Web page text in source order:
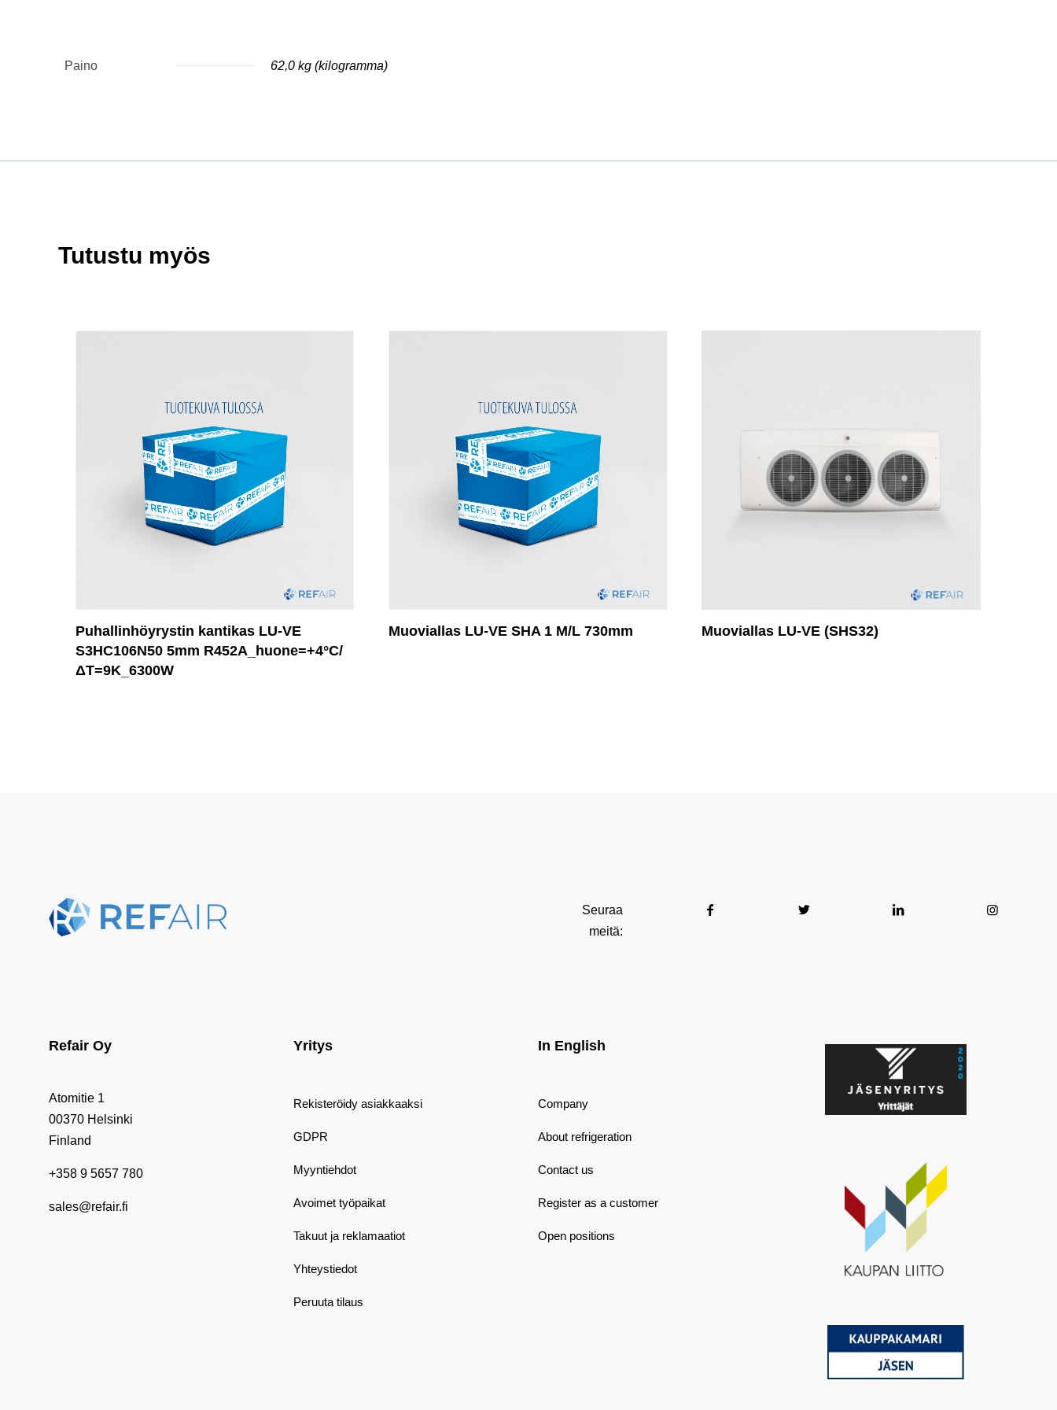
Paino 62,0 kg (kilogramma)
Tutustu myös
Puhallinhöyrystin kantikas LU-VE
S3HC106N50 5mm R452A_huone=+4°C/
ΔT=9K_6300W
Muoviallas LU-VE SHA 1 M/L 730mm Muoviallas LU-VE (SHS32)
Seuraa
meitä:
Refair Oy
Atomitie 1
00370 Helsinki
Finland
+358 9 5657 780
sales@refair.fi
Yritys
Rekisteröidy asiakkaaksi
GDPR
Myyntiehdot
Avoimet työpaikat
Takuut ja reklamaatiot
Yhteystiedot
Peruuta tilaus
In English
Company
About refrigeration
Contact us
Register as a customer
Open positions